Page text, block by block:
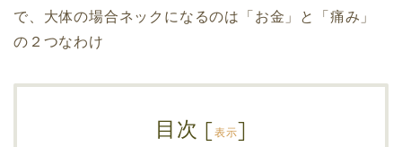
で、大体の場合ネックになるのは「お金」と「痛み」
の２つなわけ
目次 [表示]